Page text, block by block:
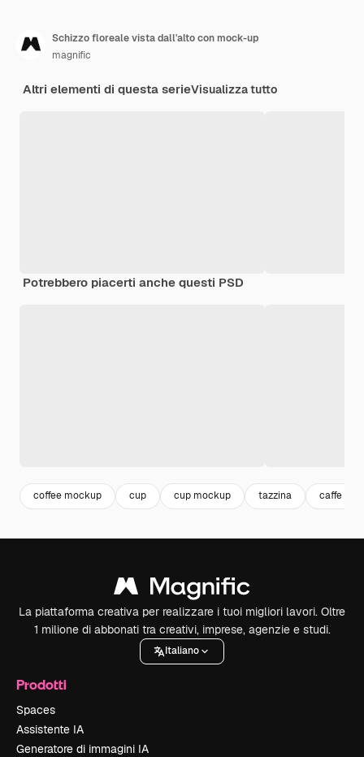
Schizzo floreale vista dall'alto con mock-up
magnific
Altri elementi di questa serieVisualizza tutto
Potrebbero piacerti anche questi PSD
coffee mockup cup cup mockup tazzina caffe
La piattaforma creativa per realizzare i tuoi migliori lavori. Oltre
1 milione di abbonati tra creativi, imprese, agenzie e studi.
Italiano
Prodotti
Spaces
Assistente IA
Generatore di immagini IA